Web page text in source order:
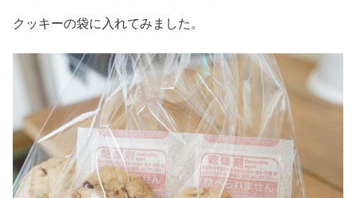
クッキーの袋に入れてみました。